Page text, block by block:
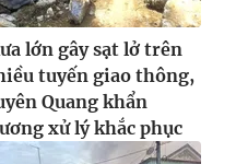
lớn gây sạt lở trên
tuyến giao thông,
Quang khẩn
xử lý khắc phục